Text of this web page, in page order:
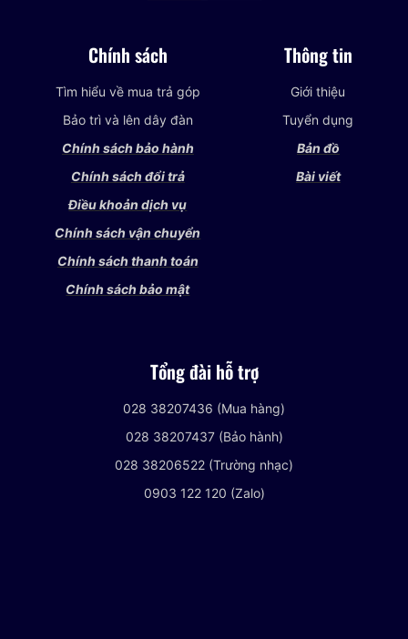
Chính sách
Tìm hiểu về mua trả góp
Bảo trì và lên dây đàn
Chính sách bảo hành
Chính sách đổi trả
Điều khoản dịch vụ
Chính sách vận chuyển
Chính sách thanh toán
Chính sách bảo mật
Thông tin
Giới thiệu
Tuyển dụng
Bản đồ
Bài viết
Tổng đài hỗ trợ
028 38207436 (Mua hàng)
028 38207437 (Bảo hành)
028 38206522 (Trường nhạc)
0903 122 120 (Zalo)